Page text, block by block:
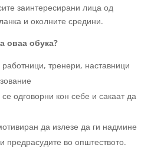
заинтересирани лица од
и околните средини.
оваа обука?
работници, тренери, наставници
одговорни кон себе и сакаат да
да излезе да ги надмине
предрасудите во општеството.